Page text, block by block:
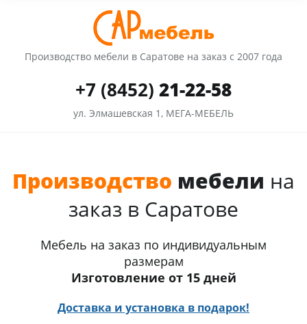
Производство мебели в Саратове на заказ с 2007 года
+7 (8452) 21-22-58
ул. Элмашевская 1, МЕГА-МЕБЕЛЬ
Производство мебели на
заказ в Саратове
Мебель на заказ по индивидуальным
размерам
Изготовление от 15 дней
Доставка и установка в подарок!